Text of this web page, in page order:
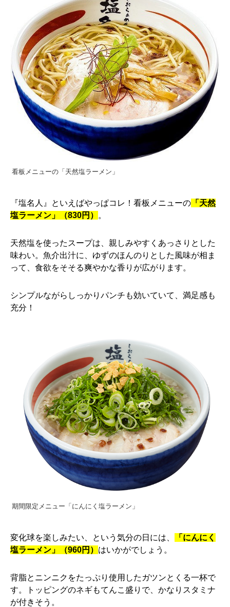
看板メニューの「天然塩ラーメン」
『塩名人』といえばやっぱコレ！看板メニューの 「天然
塩ラーメン」（830円）
。
天然塩を使ったスープは、親しみやすくあっさりとした
味わい。魚介出汁に、ゆずのほんのりとした風味が相ま
って、食欲をそそる爽やかな香りが広がります。
シンプルながらしっかりパンチも効いていて、満足感も
充分！
期間限定メニュー「にんにく塩ラーメン」
変化球を楽しみたい、という気分の日には、
「にんにく
塩ラーメン」（960円） はいかがでしょう。
背脂とニンニクをたっぷり使用したガツンとくる一杯で
す。トッピングのネギもてんこ盛りで、かなりスタミナ
が付きそう。